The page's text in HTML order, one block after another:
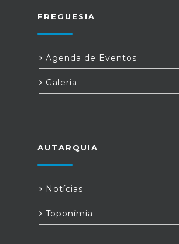
FREGUESIA
Agenda de Eventos
Galeria
AUTARQUIA
Notícias
Toponímia